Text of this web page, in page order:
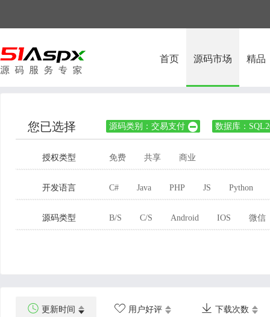
首页 源码市场 精品
您已选择 源码类别：交易支付  数据库：
授权类型 免费 共享 商业
开发语言 C# Java PHP JS Python
源码类型 B/S C/S Android IOS 微信
 更新时间  用户好评  下载次数